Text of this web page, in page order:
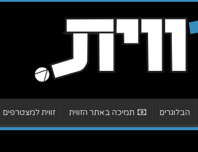
הבלוגרים תמיכה באתר הזווית זווית למצטרפים